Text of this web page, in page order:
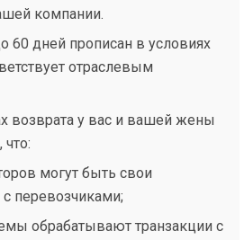
компании.
60 дней прописан в условиях
отраслевым
возврата у вас и вашей жены
что:
могут быть свои
перевозчиками;
обрабатывают транзакции с